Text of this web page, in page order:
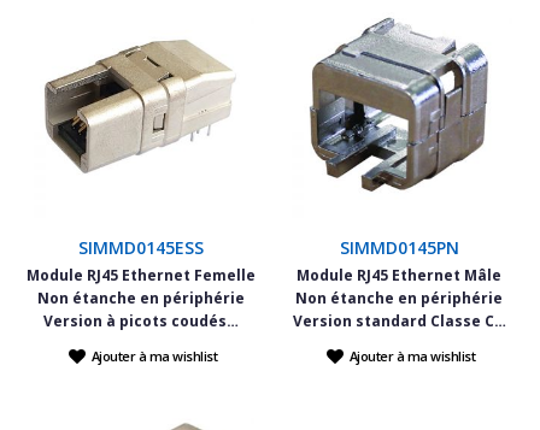
SIMMD0145ESS
Module RJ45 Ethernet Femelle
Non étanche en périphérie
Version à picots coudés…
Ajouter à ma wishlist
SIMMD0145PN
Module RJ45 Ethernet Mâle
Non étanche en périphérie
Version standard Classe C…
Ajouter à ma wishlist